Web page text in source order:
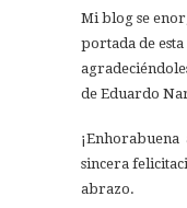
Mi blog se
portada de
de Eduardo
¡Enhorabuena
sincera
abrazo.